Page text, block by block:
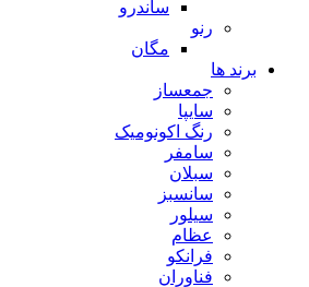
ساندرو
رنو
مگان
برند ها
جمعساز
سایپا
رنگ اکونومیک
سامفر
سبلان
سانسبز
سیلور
عظام
فرانکو
فناوران